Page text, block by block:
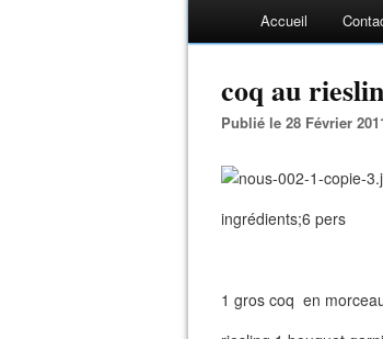
Accueil
coq au
Publié le 28 Février
ingrédients;6 pers
1 gros coq en